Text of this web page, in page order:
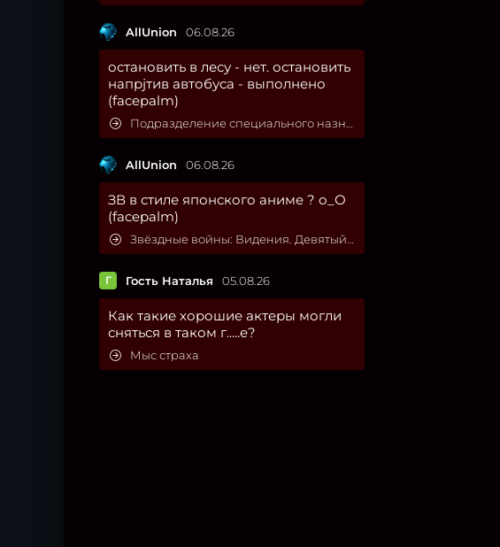
AllUnion 06.08.26
остановить в лесу - нет. остановить
напрjтив автобуса - выполнено
(facepalm)
Подразделение специального назначения
AllUnion 06.08.26
ЗВ в стиле японского аниме ? о_О
(facepalm)
Звёздные войны: Видения. Девятый джедай
Г Гость Наталья 05.08.26
Как такие хорошие актеры могли
сняться в таком г.....е?
Мыс страха